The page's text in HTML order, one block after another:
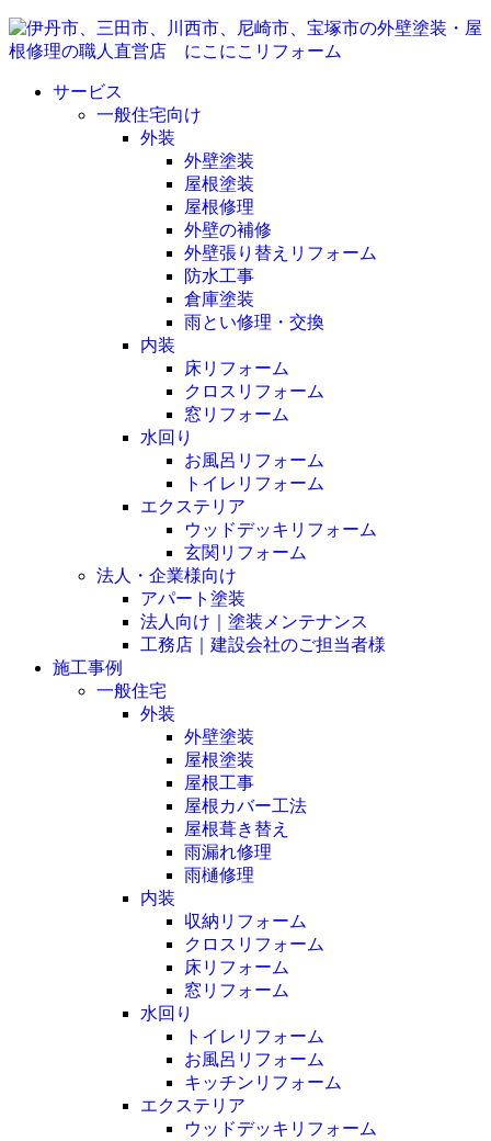
サービス
一般住宅向け
外装
外壁塗装
屋根塗装
屋根修理
外壁の補修
外壁張り替えリフォーム
防水工事
倉庫塗装
雨とい修理・交換
内装
床リフォーム
クロスリフォーム
窓リフォーム
水回り
お風呂リフォーム
トイレリフォーム
エクステリア
ウッドデッキリフォーム
玄関リフォーム
法人・企業様向け
アパート塗装
法人向け｜塗装メンテナンス
工務店｜建設会社のご担当者様
施工事例
一般住宅
外装
外壁塗装
屋根塗装
屋根工事
屋根カバー工法
屋根葺き替え
雨漏れ修理
雨樋修理
内装
収納リフォーム
クロスリフォーム
床リフォーム
窓リフォーム
水回り
トイレリフォーム
お風呂リフォーム
キッチンリフォーム
エクステリア
ウッドデッキリフォーム